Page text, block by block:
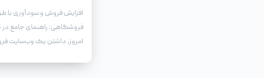
افزایش فروش و سودآوری با
فروشگاهی: راهنمای جامع در
امروز، داشتن یک وب‌سایت